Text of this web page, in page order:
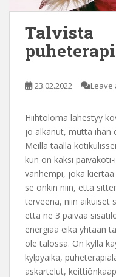
Talvista
23.02.2022 Leave
Hiihtoloma lähestyy
jo alkanut, mutta ihan
Meillä täällä
kun on kaksi
vanhempi, joka
se onkin niin, että
terveenä, niin aikuiset
että ne 3 päivää
energiaa eikä yhtään
ole talossa. On kyllä
kylpyaika,
askartelut,